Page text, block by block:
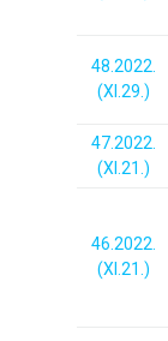
48.2022.
(XI.29.)
47.2022.
(XI.21.)
46.2022.
(XI.21.)